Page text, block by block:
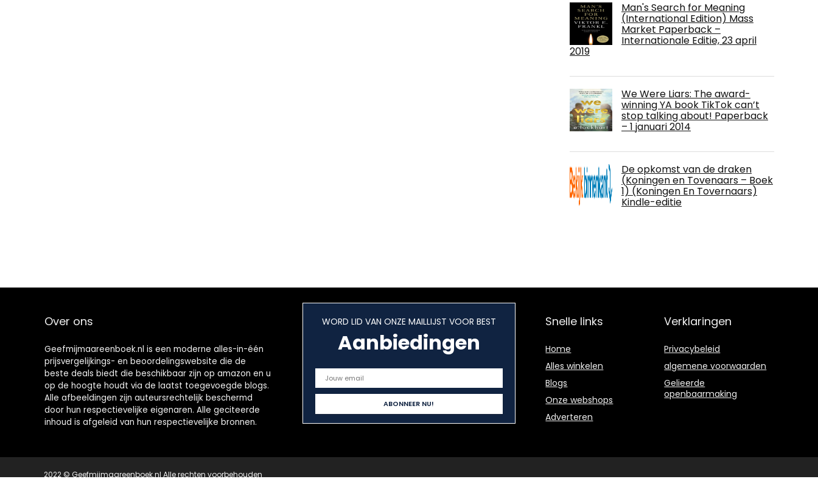
Man's Search for Meaning
(International Edition) Mass
Market Paperback –
Internationale Editie, 23 april
2019
We Were Liars: The award-
winning YA book TikTok can’t
stop talking about! Paperback
– 1 januari 2014
De opkomst van de draken
(Koningen en Tovenaars – Boek
1) (Koningen En Tovernaars)
Kindle-editie
Over ons
Geefmijmaareenboek.nl is een moderne alles-in-één
prijsvergelijkings- en beoordelingswebsite die de
beste deals biedt die beschikbaar zijn op amazon en u
op de hoogte houdt via de laatst toegevoegde blogs.
Alle afbeeldingen zijn auteursrechtelijk beschermd
door hun respectievelijke eigenaren. Alle geciteerde
inhoud is afgeleid van hun respectievelijke bronnen.
WORD LID VAN ONZE MAILLIJST VOOR BEST
Aanbiedingen
Snelle links
Home
Alles winkelen
Blogs
Onze webshops
Adverteren
Verklaringen
Privacybeleid
algemene voorwaarden
Gelieerde
openbaarmaking
2022 © Geefmijmaareenboek.nl Alle rechten voorbehouden